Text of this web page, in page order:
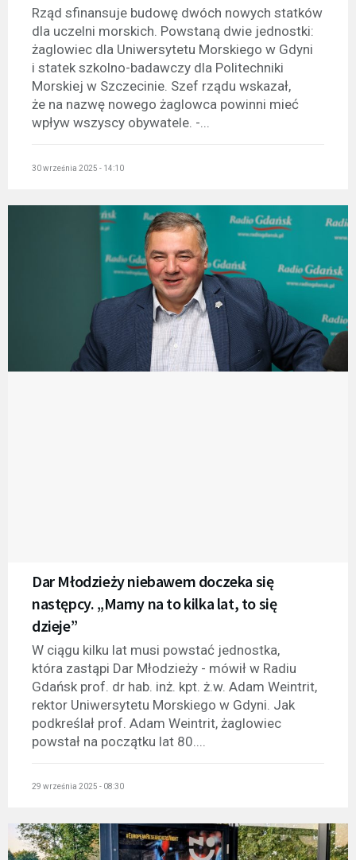
Rząd sfinansuje budowę dwóch nowych statków
dla uczelni morskich. Powstaną dwie jednostki:
żaglowiec dla Uniwersytetu Morskiego w Gdyni
i statek szkolno-badawczy dla Politechniki
Morskiej w Szczecinie. Szef rządu wskazał,
że na nazwę nowego żaglowca powinni mieć
wpływ wszyscy obywatele. -...
30 września 2025 - 14:10
Dar Młodzieży niebawem doczeka się
następcy. „Mamy na to kilka lat, to się
dzieje”
W ciągu kilku lat musi powstać jednostka,
która zastąpi Dar Młodzieży - mówił w Radiu
Gdańsk prof. dr hab. inż. kpt. ż.w. Adam Weintrit,
rektor Uniwersytetu Morskiego w Gdyni. Jak
podkreślał prof. Adam Weintrit, żaglowiec
powstał na początku lat 80....
29 września 2025 - 08:30